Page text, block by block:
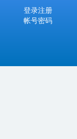
登录注册
帐号密码